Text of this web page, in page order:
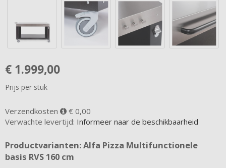
€ 1.999,00
Prijs per stuk
Verzendkosten
€ 0,00
Verwachte levertijd: Informeer naar de beschikbaarheid
Productvarianten: Alfa Pizza Multifunctionele
basis RVS 160 cm